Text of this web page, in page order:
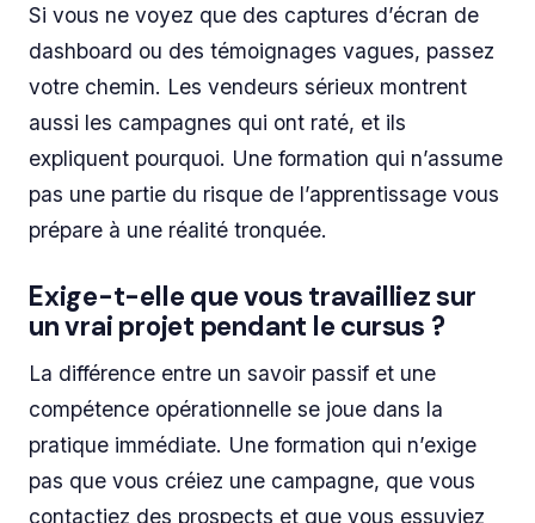
Si vous ne voyez que des captures d’écran de
dashboard ou des témoignages vagues, passez
votre chemin. Les vendeurs sérieux montrent
aussi les campagnes qui ont raté, et ils
expliquent pourquoi. Une formation qui n’assume
pas une partie du risque de l’apprentissage vous
prépare à une réalité tronquée.
Exige-t-elle que vous travailliez sur
un vrai projet pendant le cursus ?
La différence entre un savoir passif et une
compétence opérationnelle se joue dans la
pratique immédiate. Une formation qui n’exige
pas que vous créiez une campagne, que vous
contactiez des prospects et que vous essuyiez